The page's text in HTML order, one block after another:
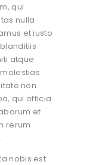
qui
nulla
et iusto
atque
non
qui officia
et
rerum
nobis est